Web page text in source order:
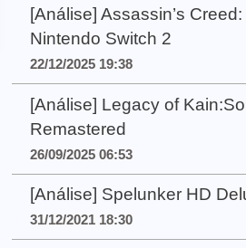
[Análise] Assassin’s
Nintendo Switch 2
22/12/2025 19:38
[Análise] Legacy of
Remastered
26/09/2025 06:53
[Análise] Spelunker HD
31/12/2021 18:30